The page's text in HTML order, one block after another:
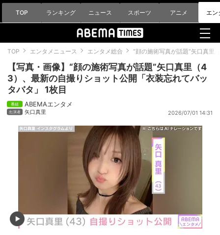
TOP ランキング ニュース スポーツ アニメ エン
TOP エンタメニュース エンタメ総合 “顔の施術写真が話題”矢口真里
【写真・画像】“顔の施術写真が話題”矢口真里（4
3）、最新の自撮りショット公開「衣装忘れてバッ
タバタ」 1枚目
ABEMAエンタメ
矢口真里 2026/07/01 14:31